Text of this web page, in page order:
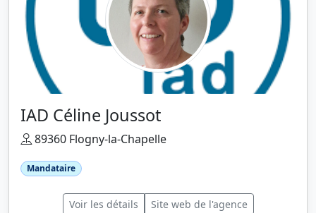
IAD Céline Joussot
89360 Flogny-la-Chapelle
Mandataire
Voir les détails Site web de l'agence